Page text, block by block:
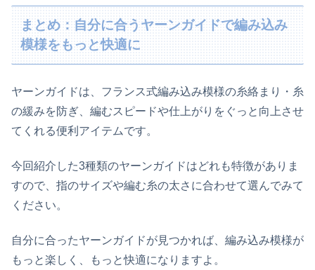
まとめ：自分に合うヤーンガイドで編み込み
模様をもっと快適に
ヤーンガイドは、フランス式編み込み模様の糸絡まり・糸
の緩みを防ぎ、編むスピードや仕上がりをぐっと向上させ
てくれる便利アイテムです。
今回紹介した3種類のヤーンガイドはどれも特徴がありま
すので、指のサイズや編む糸の太さに合わせて選んでみて
ください。
自分に合ったヤーンガイドが見つかれば、編み込み模様が
もっと楽しく、もっと快適になりますよ。